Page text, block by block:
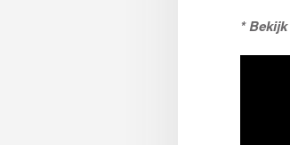
* Bekijk